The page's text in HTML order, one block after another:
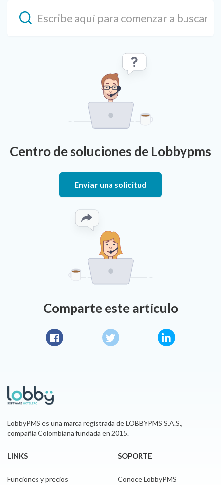
Centro de soluciones de Lobbypms
Enviar una solicitud
Comparte este artículo
Twitter LinkedIn
LobbyPMS es una marca registrada de LOBBYPMS S.A.S.,
compañía Colombiana fundada en 2015.
LINKS
Funciones y precios
SOPORTE
Conoce LobbyPMS